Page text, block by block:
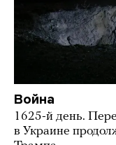
Война
1625-й день.
в Украине